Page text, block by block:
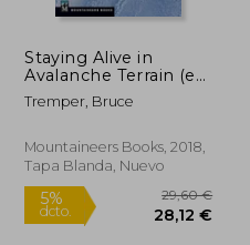
5%
Staying Alive in
Avalanche Terrain (en
Inglés)
Tremper, Bruce
Mountaineers Books, 2018,
Tapa Blanda, Nuevo